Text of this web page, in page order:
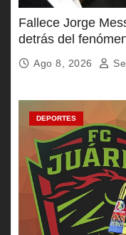
Fallece Jorge
detrás del
Ago 8, 2026
DEPORTES